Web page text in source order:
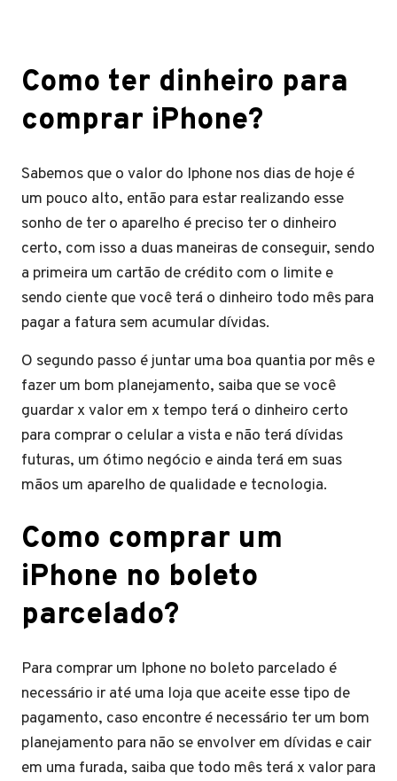
Como ter dinheiro para
comprar iPhone?
Sabemos que o valor do Iphone nos dias de hoje é
um pouco alto, então para estar realizando esse
sonho de ter o aparelho é preciso ter o dinheiro
certo, com isso a duas maneiras de conseguir, sendo
a primeira um cartão de crédito com o limite e
sendo ciente que você terá o dinheiro todo mês para
pagar a fatura sem acumular dívidas.
O segundo passo é juntar uma boa quantia por mês e
fazer um bom planejamento, saiba que se você
guardar x valor em x tempo terá o dinheiro certo
para comprar o celular a vista e não terá dívidas
futuras, um ótimo negócio e ainda terá em suas
mãos um aparelho de qualidade e tecnologia.
Como comprar um
iPhone no boleto
parcelado?
Para comprar um Iphone no boleto parcelado é
necessário ir até uma loja que aceite esse tipo de
pagamento, caso encontre é necessário ter um bom
planejamento para não se envolver em dívidas e cair
em uma furada, saiba que todo mês terá x valor para